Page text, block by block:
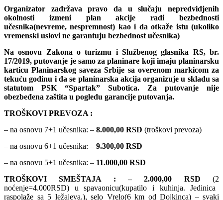
Organizator zadržava pravo da u slučaju nepredvidjenih
okolnosti izmeni plan akcije radi bezbednosti
učesnika(nevreme, nespremnost) kao i da otkaže istu (ukoliko
vremenski uslovi ne garantuju bezbednost učesnika)
Na osnovu Zakona o turizmu i Službenog glasnika RS, br.
17/2019, putovanje je samo za planinare koji imaju planinarsku
karticu Planinarskog saveza Srbije sa overenom markicom za
tekuću godinu i da se planinarska akcija organizuje u skladu sa
statutom PSK “Spartak” Subotica. Za putovanje nije
obezbeđena zaštita u pogledu garancije putovanja.
TROŠKOVI PREVOZA :
– na osnovu 7+1 učesnika: – 8.000,00 RSD (troškovi prevoza)
– na osnovu 6+1 učesnika: – 9.300,00 RSD
– na osnovu 5+1 učesnika: – 11.000,00 RSD
TROŠKOVI SMEŠTAJA : –2.000,00 RSD(2
noćenje=4.000RSD) u spavaonicu(kupatiloi kuhinja. Jedinica
raspolaže sa 5 ležajeva.), selo Vrelo(6 km od Dojkinca) – svaki